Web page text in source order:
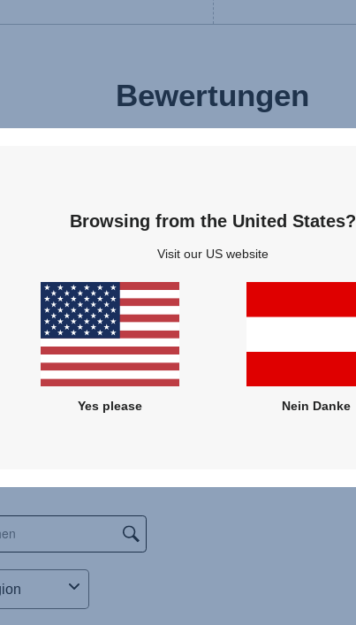
Bewertungen
Browsing from the United States?
Visit our US website
Yes please Nein Danke